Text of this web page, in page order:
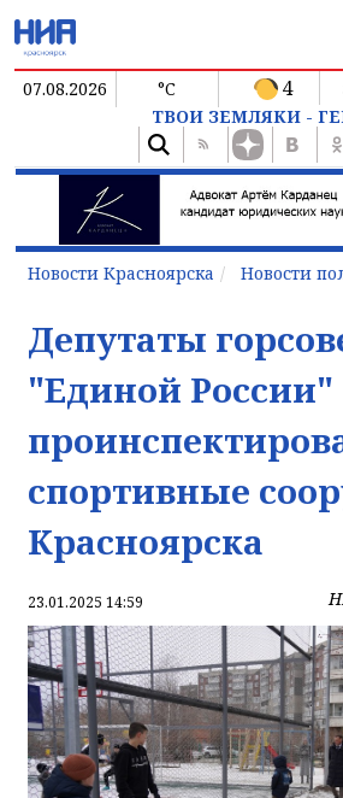
07.08.2026 °C 4
ТВОИ ЗЕМЛЯКИ -
Новости Красноярска Новости
Депутаты
"Единой России"
спортивные
Красноярска
23.01.2025 14:59